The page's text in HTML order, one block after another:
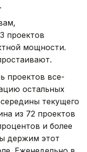
проектов
мощности.
проектов все-
остальных
текущего
из 72 проектов
и более
держим этот